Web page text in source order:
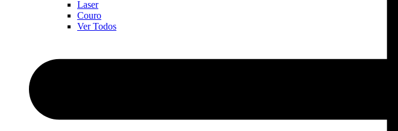
Laser
Couro
Ver Todos